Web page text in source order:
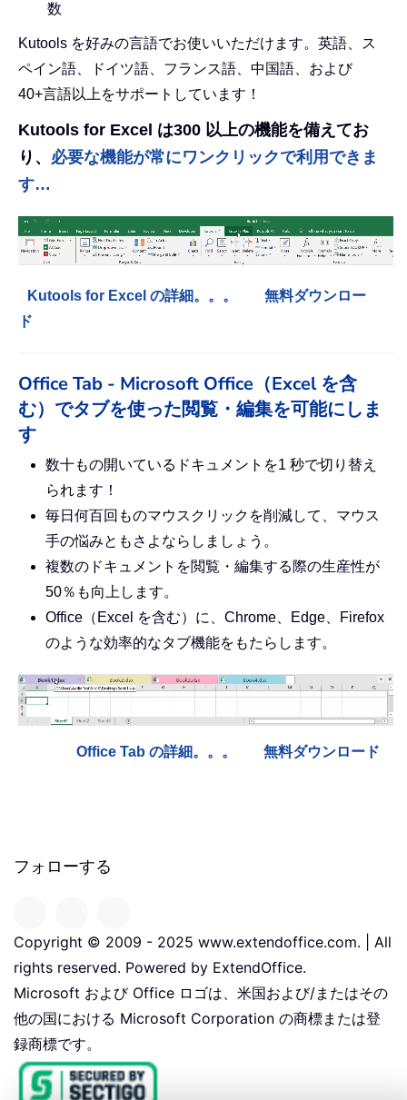
数
Kutools を好みの言語でお使いいただけます。英語、ス
ペイン語、ドイツ語、フランス語、中国語、および
40+言語以上をサポートしています！
Kutools for Excel は300 以上の機能を備えてお
り、 必要な機能が常にワンクリックで利用できま
す…
Kutools for Excel の詳細。。。
無料ダウンロー
ド
Office Tab - Microsoft Office（Excel を含
む）でタブを使った閲覧・編集を可能にしま
す
数十もの開いているドキュメントを1 秒で切り替え
られます！
毎日何百回ものマウスクリックを削減して、マウス
手の悩みともさよならしましょう。
複数のドキュメントを閲覧・編集する際の生産性が
50％も向上します。
Office（Excel を含む）に、Chrome、Edge、Firefox
のような効率的なタブ機能をもたらします。
Office Tab の詳細。。。 無料ダウンロード
フォローする
Copyright © 2009 - 2025 www.extendoffice.com. | All
rights reserved. Powered by ExtendOffice.
Microsoft および Office ロゴは、米国および/またはその
他の国における Microsoft Corporation の商標または登
録商標です。